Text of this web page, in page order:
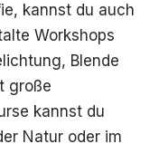
kannst du auch
Workshops
Blende
große
kannst du
Natur oder im